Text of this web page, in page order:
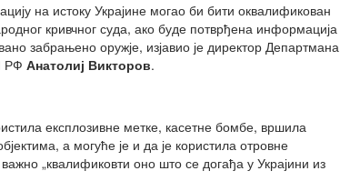
на истоку Украјине могао би бити оквалификован
кривчног суда, ако буде потврђена информација
забрањено оружје, изјавио је директор Департмана
РФ Анатолиј Викторов.
експлозивне метке, касетне бомбе, вршила
а могуће је и да је користила отровне
„квалификовти оно што се догађа у Украјини из